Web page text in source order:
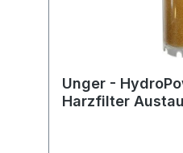
Unger -
Harzfilter